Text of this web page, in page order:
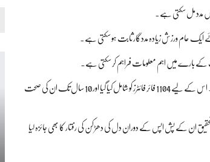
مدد مل سکتی ہے۔
عام ورزش زیادہ مددگار ثابت ہو سکتی ہے۔
کے بارے میں اہم معلومات فراہم کر سکتی ہے۔
اس تحقیق کا مقصد یہ جاننا تھا کہ دل کی شریانوں کی صحت کو جانچنے کے لیے کوئی آسان طریقہ تلاش کیا جا سکے۔ اس کے لیے 1104 فائر فائٹرز کو شامل کیا گیا اور 10 سال تک ان کی صحت
دورانِ تحقیق ان کے پش اپس کے دوران دل کی دھڑکن کی رفتار کا بھی جائزہ لیا